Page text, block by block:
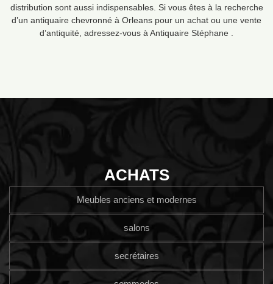
distribution sont aussi indispensables. Si vous êtes à la recherche
d’un antiquaire chevronné à Orleans pour un achat ou une vente
d’antiquité, adressez-vous à Antiquaire Stéphane .
ACHATS
Meubles anciens et modernes
salons
secrétaires